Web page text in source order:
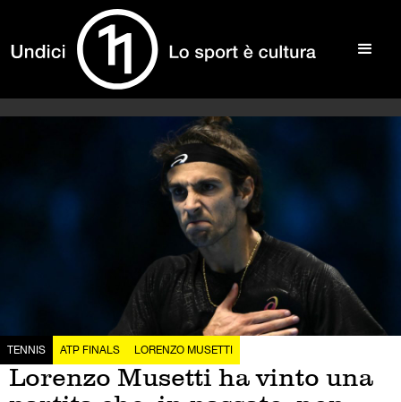
TENNIS ATP FINALS LORENZO MUSETTI
Lorenzo Musetti ha vinto una